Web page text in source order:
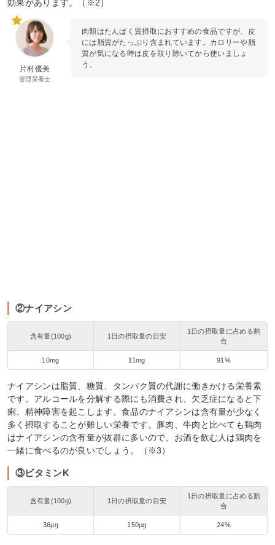
効果があります。（※2）
片村優美
管理栄養士
肉類はたんぱく質摂取におすすめの食品ですが、皮
には脂質がたっぷり含まれています。カロリーや脂
質が気になる時は皮を取り除いてから使いましょ
う。
②ナイアシン
含有量(100g) 1日の摂取量の目安
1日の摂取量に占める割
合
10mg 11mg 91%
ナイアシンは脂質、糖質、タンパク質の代謝に働きかける栄養素
です。アルコールを分解する際にも消費され、欠乏症になると下
痢、精神障害を起こします。食品のナイアシンは含有量が少なく
多く摂取することが難しい栄養です。豚肉、牛肉と比べても鶏肉
はナイアシンの含有量が抜群に多いので、お酒を飲む人は鶏肉を
一緒に食べるのが良いでしょう。（※3）
③ビタミンK
含有量(100g) 1日の摂取量の目安
1日の摂取量に占める割
合
36μg 150μg 24%